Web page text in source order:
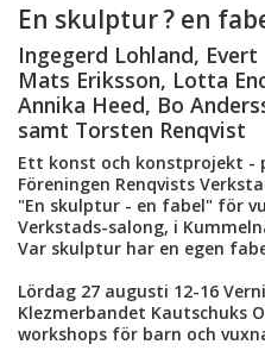
En skulptur ? en
Ingegerd Lohland,
Mats Eriksson, Lotta
Annika Heed, Bo
samt Torsten Renqvist
Ett konst och konstprojekt -
Föreningen Renqvists
"En skulptur - en fabel" för
Verkstads-salong, i
Var skulptur har en egen
Lördag 27 augusti 12-16
Klezmerbandet Kautschuks
workshops för barn och